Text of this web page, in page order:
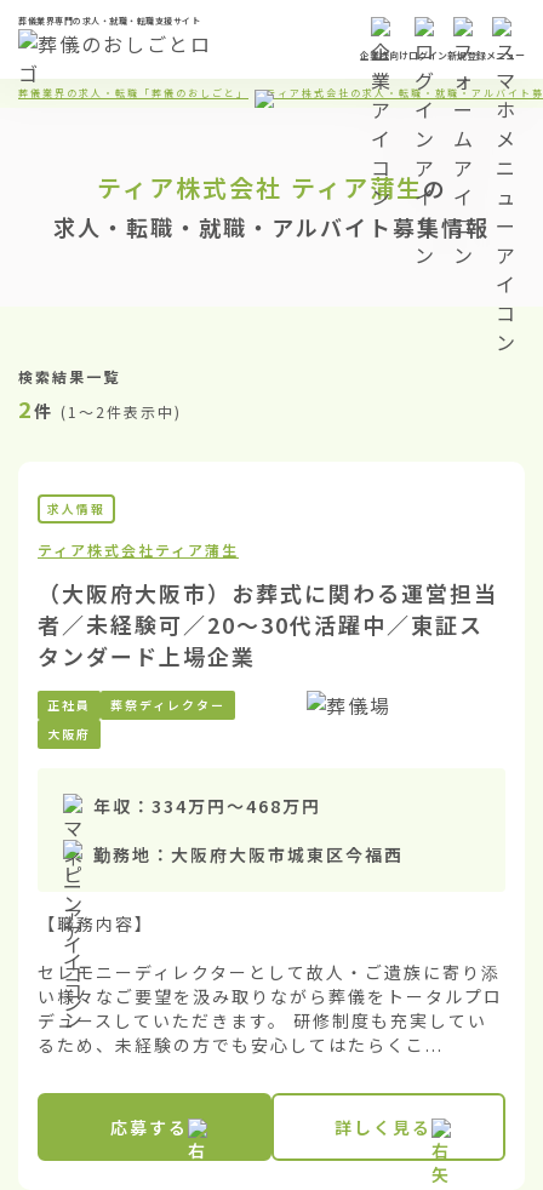
葬儀業界専門の求人・就職・転職支援サイト
企業様向けログイン新規登録メニュー
葬儀業界の求人・転職「葬儀のおしごと」 ティア株式会社の求人・転職・就職・アルバイト
ティア株式会社 ティア蒲生の
求人・転職・就職・アルバイト募集情報
検索結果一覧
2件 (1〜2件表示中)
求人情報
ティア株式会社ティア蒲生
（大阪府大阪市）お葬式に関わる運営担当
者／未経験可／20〜30代活躍中／東証ス
タンダード上場企業
正社員
葬祭ディレクター
大阪府
年収： 334万円〜468万円
勤務地： 大阪府大阪市城東区今福西
【職務内容】
セレモニーディレクターとして故人・ご遺族に寄り添
い様々なご要望を汲み取りながら葬儀をトータルプロ
デュースしていただきます。 研修制度も充実してい
るため、未経験の方でも安心してはたらくこ...
応募する 詳しく見る